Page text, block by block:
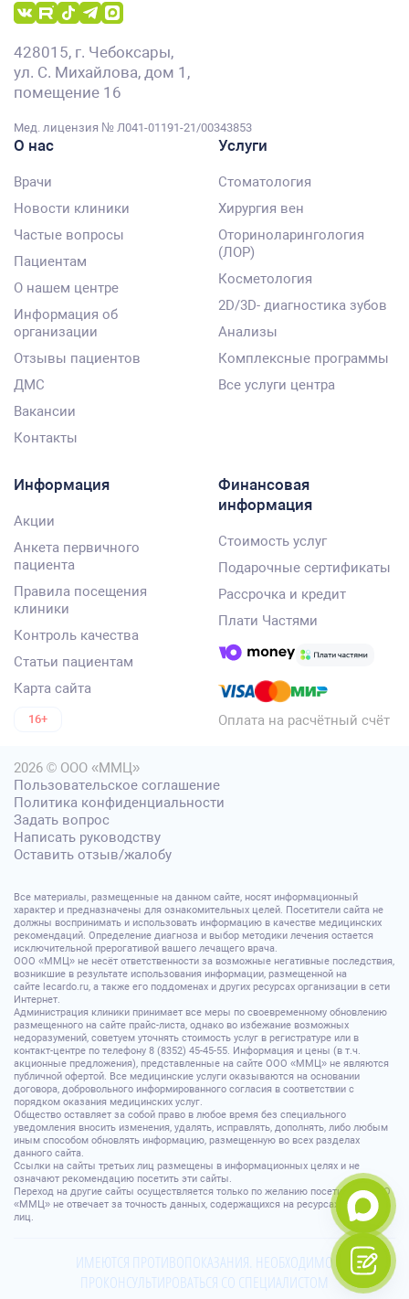
428015, г. Чебоксары,
ул. С. Михайлова, дом 1,
помещение 16
Мед. лицензия № Л041-01191-21/00343853
О нас
Врачи
Новости клиники
Частые вопросы
Пациентам
О нашем центре
Информация об
организации
Отзывы пациентов
ДМС
Вакансии
Контакты
Услуги
Стоматология
Хирургия вен
Оториноларингология
(ЛОР)
Косметология
2D/3D- диагностика зубов
Анализы
Комплексные программы
Все услуги центра
Информация
Акции
Анкета первичного
пациента
Правила посещения
клиники
Контроль качества
Статьи пациентам
Карта сайта
16+
Финансовая
информация
Стоимость услуг
Подарочные сертификаты
Рассрочка и кредит
Плати Частями
Оплата на расчётный счёт
2026 © ООО «ММЦ»
Пользовательское соглашение
Политика конфиденциальности
Задать вопрос
Написать руководству
Оставить отзыв/жалобу
Все материалы, размещенные на данном сайте, носят информационный
характер и предназначены для ознакомительных целей. Посетители сайта не
должны воспринимать и использовать информацию в качестве медицинских
рекомендаций. Определение диагноза и выбор методики лечения остается
исключительной прерогативой вашего лечащего врача.
ООО «ММЦ» не несёт ответственности за возможные негативные последствия,
возникшие в результате использования информации, размещенной на
сайте lecardo.ru, а также его поддоменах и других ресурсах организации в сети
Интернет.
Администрация клиники принимает все меры по своевременному обновлению
размещенного на сайте прайс-листа, однако во избежание возможных
недоразумений, советуем уточнять стоимость услуг в регистратуре или в
контакт-центре по телефону 8 (8352) 45-45-55. Информация и цены (в т.ч.
акционные предложения), представленные на сайте ООО «ММЦ» не являются
публичной офертой. Все медицинские услуги оказываются на основании
договора, добровольного информированного согласия в соответствии с
порядком оказания медицинских услуг.
Общество оставляет за собой право в любое время без специального
уведомления вносить изменения, удалять, исправлять, дополнять, либо любым
иным способом обновлять информацию, размещенную во всех разделах
данного сайта.
Ссылки на сайты третьих лиц размещены в информационных целях и не
означают рекомендацию посетить эти сайты.
Переход на другие сайты осуществляется только по желанию посетителя. ООО
«ММЦ» не отвечает за точность данных, содержащихся на ресурсах третьих
лиц.
ИМЕЮТСЯ ПРОТИВОПОКАЗАНИЯ. НЕОБХОДИМО
ПРОКОНСУЛЬТИРОВАТЬСЯ СО СПЕЦИАЛИСТОМ